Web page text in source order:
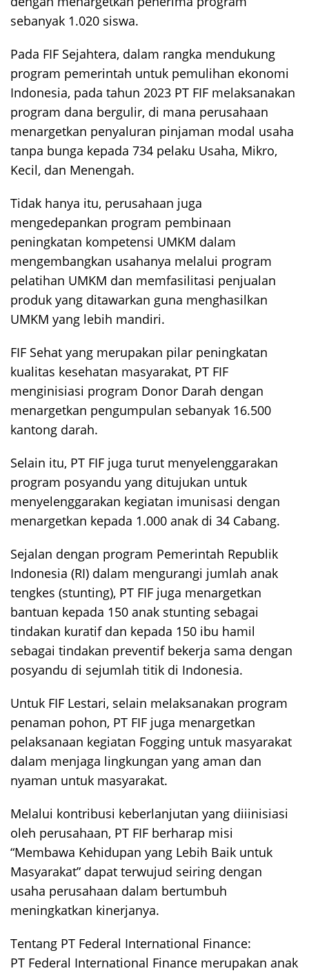
sebanyak 1.020 siswa.
Pada FIF Sejahtera, dalam rangka mendukung
program pemerintah untuk pemulihan ekonomi
Indonesia, pada tahun 2023 PT FIF melaksanakan
program dana bergulir, di mana perusahaan
menargetkan penyaluran pinjaman modal usaha
tanpa bunga kepada 734 pelaku Usaha, Mikro,
Kecil, dan Menengah.
Tidak hanya itu, perusahaan juga
mengedepankan program pembinaan
peningkatan kompetensi UMKM dalam
mengembangkan usahanya melalui program
pelatihan UMKM dan memfasilitasi penjualan
produk yang ditawarkan guna menghasilkan
UMKM yang lebih mandiri.
FIF Sehat yang merupakan pilar peningkatan
kualitas kesehatan masyarakat, PT FIF
menginisiasi program Donor Darah dengan
menargetkan pengumpulan sebanyak 16.500
kantong darah.
Selain itu, PT FIF juga turut menyelenggarakan
program posyandu yang ditujukan untuk
menyelenggarakan kegiatan imunisasi dengan
menargetkan kepada 1.000 anak di 34 Cabang.
Sejalan dengan program Pemerintah Republik
Indonesia (RI) dalam mengurangi jumlah anak
tengkes (stunting), PT FIF juga menargetkan
bantuan kepada 150 anak stunting sebagai
tindakan kuratif dan kepada 150 ibu hamil
sebagai tindakan preventif bekerja sama dengan
posyandu di sejumlah titik di Indonesia.
Untuk FIF Lestari, selain melaksanakan program
penaman pohon, PT FIF juga menargetkan
pelaksanaan kegiatan Fogging untuk masyarakat
dalam menjaga lingkungan yang aman dan
nyaman untuk masyarakat.
Melalui kontribusi keberlanjutan yang diiinisiasi
oleh perusahaan, PT FIF berharap misi
“Membawa Kehidupan yang Lebih Baik untuk
Masyarakat” dapat terwujud seiring dengan
usaha perusahaan dalam bertumbuh
meningkatkan kinerjanya.
Tentang PT Federal International Finance:
PT Federal International Finance merupakan anak